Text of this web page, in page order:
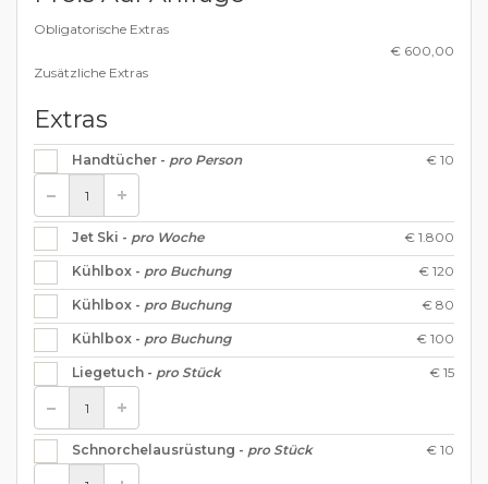
Obligatorische Extras
€ 600,00
Zusätzliche Extras
Extras
Handtücher - pro Person € 10
Jet Ski - pro Woche € 1.800
Kühlbox - pro Buchung € 120
Kühlbox - pro Buchung € 80
Kühlbox - pro Buchung € 100
Liegetuch - pro Stück € 15
Schnorchelausrüstung - pro Stück € 10